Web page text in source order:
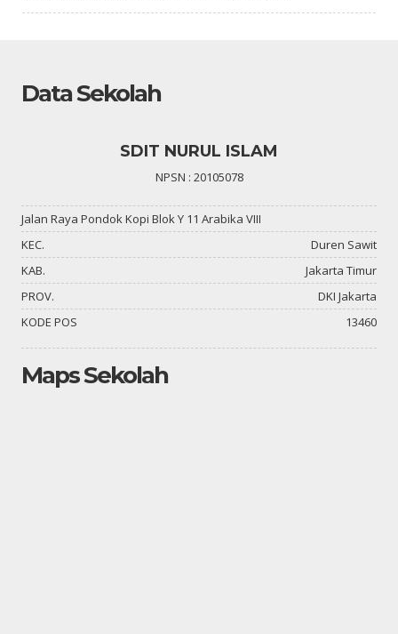
Data Sekolah
SDIT NURUL ISLAM
NPSN : 20105078
Jalan Raya Pondok Kopi Blok Y 11 Arabika VIII
KEC.
Duren Sawit
KAB.
Jakarta Timur
PROV.
DKI Jakarta
KODE POS
13460
Maps Sekolah